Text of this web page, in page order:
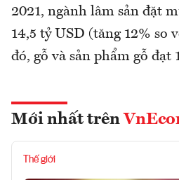
2021, ngành lâm sản đặt
14,5 tỷ USD (tăng 12% so
đó, gỗ và sản phẩm gỗ đạt
Mới nhất trên
Thế giới